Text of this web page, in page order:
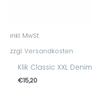
inkl. MwSt.
zzgl.Versandkosten
Klik Classic XXL Denim
€15,20